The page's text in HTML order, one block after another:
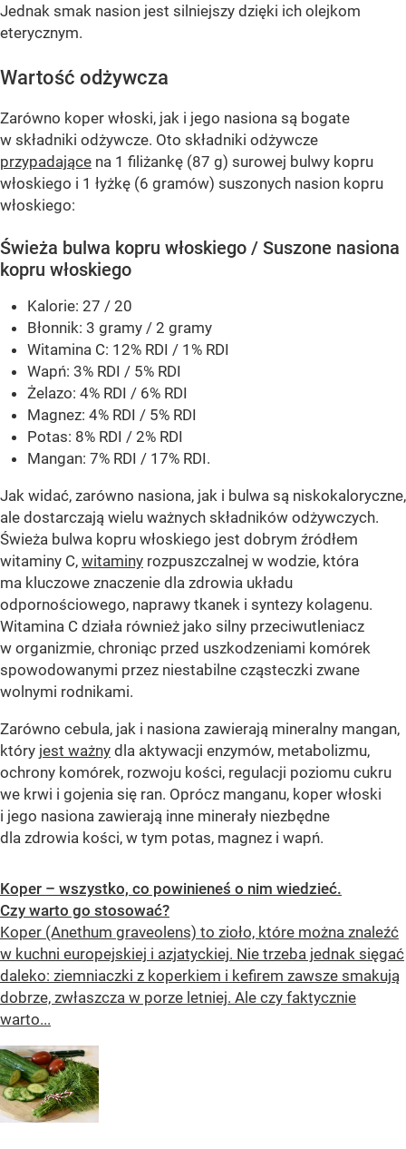
Jednak smak nasion jest silniejszy dzięki ich olejkom
eterycznym.
Wartość odżywcza
Zarówno koper włoski, jak i jego nasiona są bogate
w składniki odżywcze. Oto składniki odżywcze
przypadające na 1 filiżankę (87 g) surowej bulwy kopru
włoskiego i 1 łyżkę (6 gramów) suszonych nasion kopru
włoskiego:
Świeża bulwa kopru włoskiego / Suszone nasiona
kopru włoskiego
Kalorie: 27 / 20
Błonnik: 3 gramy / 2 gramy
Witamina C: 12% RDI / 1% RDI
Wapń: 3% RDI / 5% RDI
Żelazo: 4% RDI / 6% RDI
Magnez: 4% RDI / 5% RDI
Potas: 8% RDI / 2% RDI
Mangan: 7% RDI / 17% RDI.
Jak widać, zarówno nasiona, jak i bulwa są niskokaloryczne,
ale dostarczają wielu ważnych składników odżywczych.
Świeża bulwa kopru włoskiego jest dobrym źródłem
witaminy C, witaminy rozpuszczalnej w wodzie, która
ma kluczowe znaczenie dla zdrowia układu
odpornościowego, naprawy tkanek i syntezy kolagenu.
Witamina C działa również jako silny przeciwutleniacz
w organizmie, chroniąc przed uszkodzeniami komórek
spowodowanymi przez niestabilne cząsteczki zwane
wolnymi rodnikami.
Zarówno cebula, jak i nasiona zawierają mineralny mangan,
który jest ważny dla aktywacji enzymów, metabolizmu,
ochrony komórek, rozwoju kości, regulacji poziomu cukru
we krwi i gojenia się ran. Oprócz manganu, koper włoski
i jego nasiona zawierają inne minerały niezbędne
dla zdrowia kości, w tym potas, magnez i wapń.
Koper – wszystko, co powinieneś o nim wiedzieć.
Czy warto go stosować?
Koper (Anethum graveolens) to zioło, które można znaleźć
w kuchni europejskiej i azjatyckiej. Nie trzeba jednak sięgać
daleko: ziemniaczki z koperkiem i kefirem zawsze smakują
dobrze, zwłaszcza w porze letniej. Ale czy faktycznie
warto...